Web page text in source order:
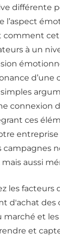
différente
l’aspect
comment
à un
d’une
connexion
ces
campagnes
aussi